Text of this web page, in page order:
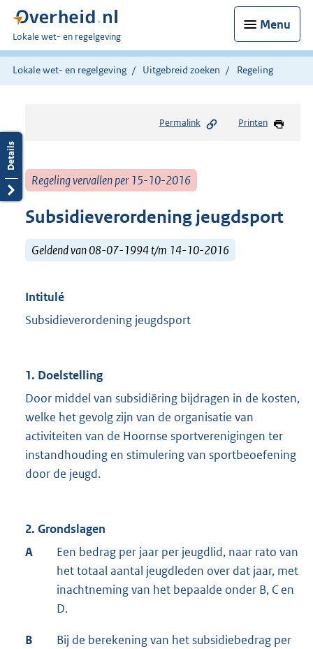
Menu
U
bent
hier:
Lokale wet- en regelgeving
Lokale wet- en regelgeving Uitgebreid zoeken Regeling
Permalink Printen
Regeling vervallen per 15-10-2016
Subsidieverordening jeugdsport
Geldend van 08-07-1994 t/m 14-10-2016
Intitulé
Subsidieverordening jeugdsport
1. Doelstelling
Door middel van subsidiëring bijdragen in de kosten,
welke het gevolg zijn van de organisatie van
activiteiten van de Hoornse sportverenigingen ter
instandhouding en stimulering van sportbeoefening
door de jeugd.
2. Grondslagen
A
Een bedrag per jaar per jeugdlid, naar rato van
het totaal aantal jeugdleden over dat jaar, met
inachtneming van het bepaalde onder B, C en
D.
B
Bij de berekening van het subsidiebedrag per